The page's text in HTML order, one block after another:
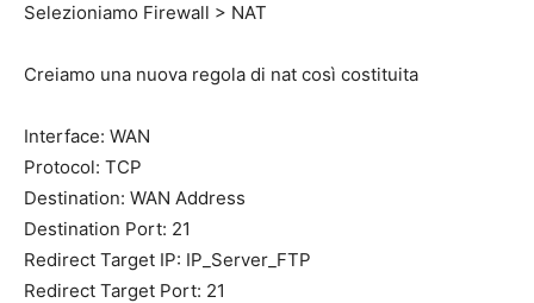
Selezioniamo Firewall > NAT
Creiamo una nuova regola di nat così costituita
Interface: WAN
Protocol: TCP
Destination: WAN Address
Destination Port: 21
Redirect Target IP: IP_Server_FTP
Redirect Target Port: 21